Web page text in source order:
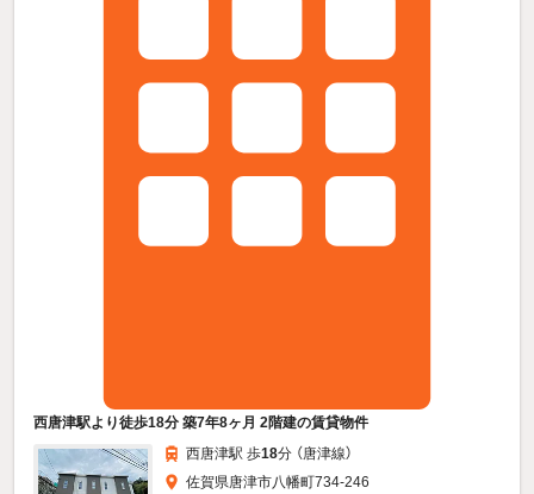
西唐津駅より徒歩18分 築7年8ヶ月 2階建の賃貸物件
西唐津駅 歩18分 （唐津線）
佐賀県唐津市八幡町734-246